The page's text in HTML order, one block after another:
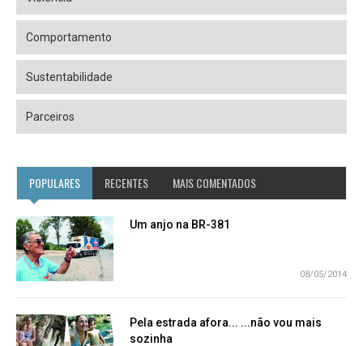
Comportamento
Sustentabilidade
Parceiros
POPULARES RECENTES MAIS COMENTADOS
Um anjo na BR-381
08/05/2014
Pela estrada afora... ...não vou mais
sozinha